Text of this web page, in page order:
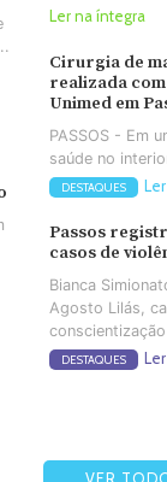
Ler na íntegra
Cirurgia de
realizada
Unimed em
PASSOS - Em
saúde no
DESTAQUES
Passos
casos de
Bianca
Agosto Lilás,
DESTAQUES